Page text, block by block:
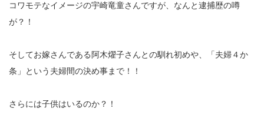
コワモテなイメージの宇崎竜童さんですが、なんと逮捕歴の噂
が？！
そしてお嫁さんである阿木燿子さんとの馴れ初めや、「夫婦４か
条」という夫婦間の決め事まで！！
さらには子供はいるのか？！